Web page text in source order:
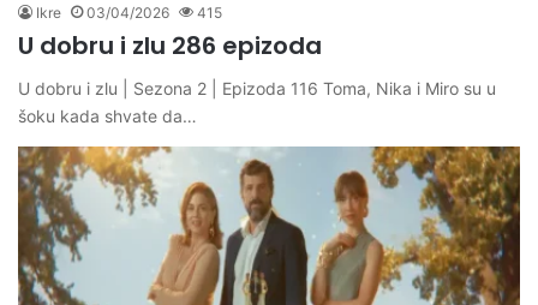
Ikre 03/04/2026 415
U dobru i zlu 286 epizoda
U dobru i zlu | Sezona 2 | Epizoda 116 Toma, Nika i Miro su u
šoku kada shvate da…